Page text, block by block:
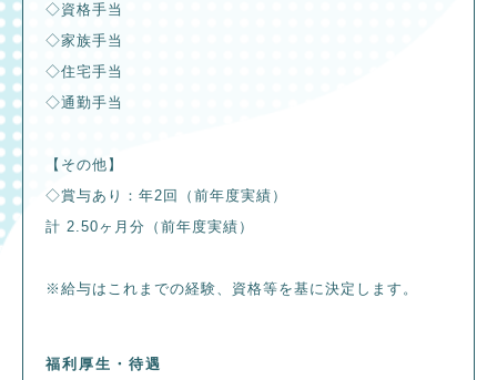
◇資格手当
◇家族手当
◇住宅手当
◇通勤手当
【その他】
◇賞与あり：年2回（前年度実績）
計 2.50ヶ月分（前年度実績）
※給与はこれまでの経験、資格等を基に決定します。
福利厚生・待遇